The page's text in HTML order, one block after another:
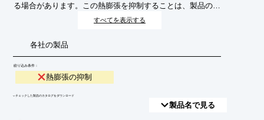
る場合があります。この熱膨張を抑制することは、製品の寸
法安定性を高め、信頼性を向上させるために不可欠です。
すべてを表示する
各社の製品
絞り込み条件：
熱膨張の抑制
​▼チェックした製品のカタログをダウンロード
製品名で見る